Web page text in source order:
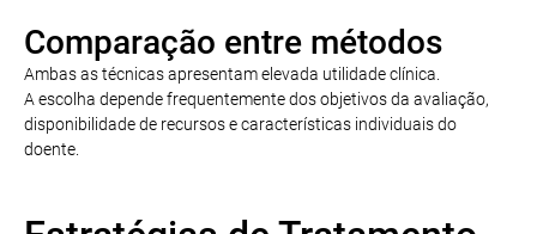
Comparação entre métodos
Ambas as técnicas apresentam elevada utilidade clínica.
A escolha depende frequentemente dos objetivos da avaliação,
disponibilidade de recursos e características individuais do
doente.